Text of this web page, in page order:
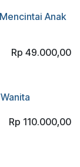
Anak
Rp 49.000,00
Rp 110.000,00